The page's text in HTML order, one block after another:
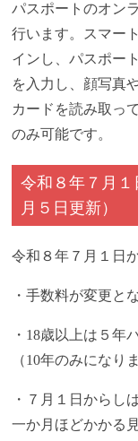
パスポートのオン
行います。スマー
インし、パスポー
を入力し、顔写真
カードを読み取っ
のみ可能です。
令和８年７月
月５日更新）
令和８年７月１日か
・手数料が変更と
・18歳以上は５年
（10年のみになり
・７月１日からし
一か月ほどかかる